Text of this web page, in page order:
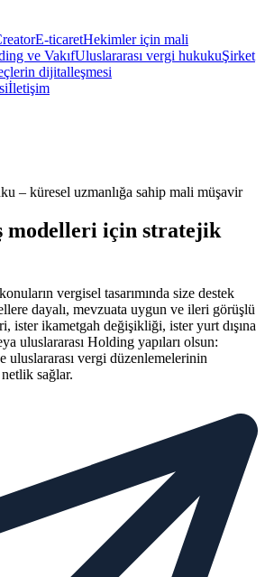
E-ticaretHekimler için mali
ve VakıfUluslararası vergi hukukuŞirket
dijitalleşmesi
İletişim
– küresel uzmanlığa sahip mali müşavir
modelleri için stratejik
vergisel tasarımında size destek
dayalı, mevzuata uygun ve ileri görüşlü
ister ikametgah değişikliği, ister yurt dışına
uluslararası Holding yapıları olsun:
uluslararası vergi düzenlemelerinin
sağlar.